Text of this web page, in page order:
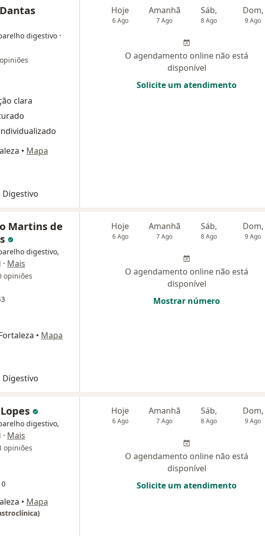
digestivo ·
clara
• Mapa
Digestivo
Hoje
6 Ago
Amanhã
7 Ago
Sáb,
8 Ago
Dom,
9 Ago
O agendamento online não está
disponível
Solicite um atendimento
Martins de
digestivo,
· Mais
opiniões
• Mapa
Digestivo
Hoje
6 Ago
Amanhã
7 Ago
Sáb,
8 Ago
Dom,
9 Ago
O agendamento online não está
disponível
Mostrar número
digestivo,
· Mais
opiniões
• Mapa
Hoje
6 Ago
Amanhã
7 Ago
Sáb,
8 Ago
Dom,
9 Ago
O agendamento online não está
disponível
Solicite um atendimento